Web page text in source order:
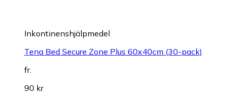
Inkontinenshjälpmedel
Tena Bed Secure Zone Plus 60x40cm (30-pack)
fr.
90 kr